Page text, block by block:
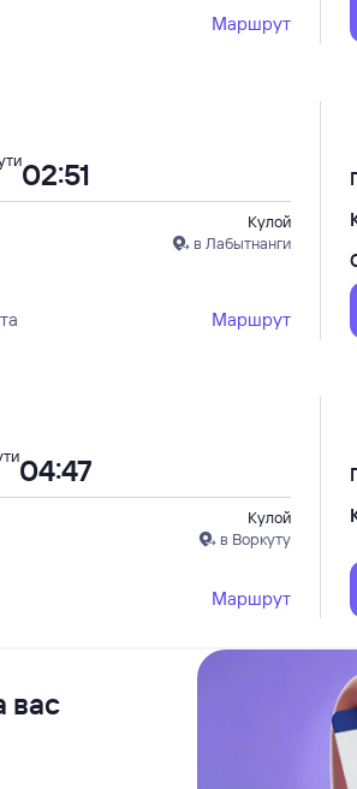
Маршрут
Кулой
в Лабытнанги
02:51
Маршрут
Кулой
в Воркуту
04:47
Маршрут
вас